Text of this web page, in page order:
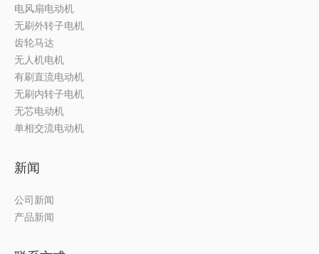
电风扇电动机
无刷外转子电机
齿轮马达
无人机电机
有刷直流电动机
无刷内转子电机
无芯电动机
单相交流电动机
新闻
公司新闻
产品新闻